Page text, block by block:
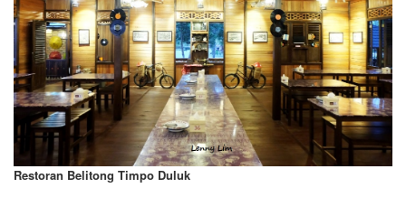
Restoran Belitong Timpo Duluk